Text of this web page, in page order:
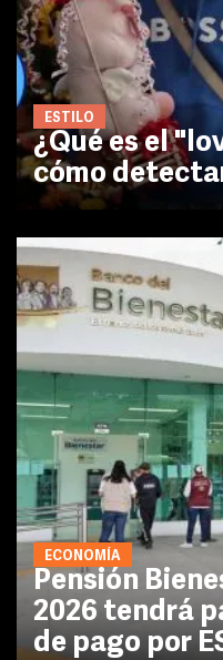
ESTILO
¿Qué es el
cómo
ECONOMÍA
Pensión
2026 tendrá
de pago por